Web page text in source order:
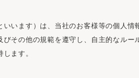
います）は、当社のお客様等の個人情
その他の規範を遵守し、自主的なルー
ます。